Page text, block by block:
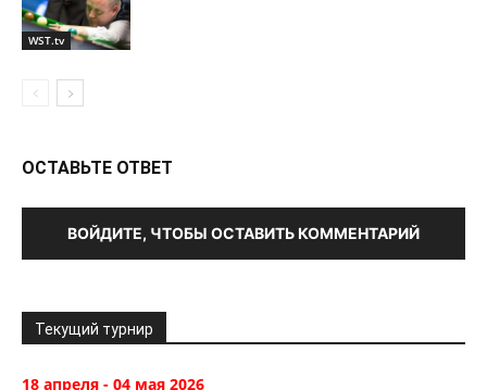
WST.tv
ОСТАВЬТЕ ОТВЕТ
ВОЙДИТЕ, ЧТОБЫ ОСТАВИТЬ КОММЕНТАРИЙ
Текущий турнир
18 апреля - 04 мая 2026